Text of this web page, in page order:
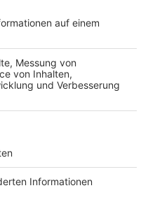
ermittelt wegen
das Waffengesetz.
und Erft
Havarie weiter